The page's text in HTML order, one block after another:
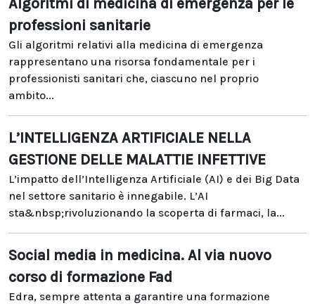
Algoritmi di medicina di emergenza per le
professioni sanitarie
Gli algoritmi relativi alla medicina di emergenza
rappresentano una risorsa fondamentale per i
professionisti sanitari che, ciascuno nel proprio
ambito...
L’INTELLIGENZA ARTIFICIALE NELLA
GESTIONE DELLE MALATTIE INFETTIVE
L’impatto dell’Intelligenza Artificiale (AI) e dei Big Data
nel settore sanitario è innegabile. L’AI
sta&nbsp;rivoluzionando la scoperta di farmaci, la...
Social media in medicina. Al via nuovo
corso di formazione Fad
Edra, sempre attenta a garantire una formazione